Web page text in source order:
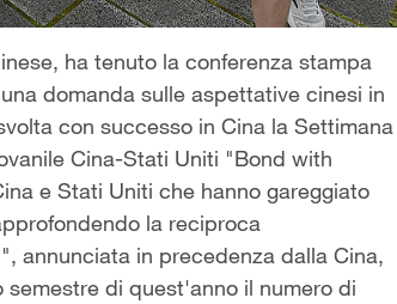
ha tenuto la conferenza stampa
domanda sulle aspettative cinesi in
con successo in Cina la Settimana
Cina-Stati Uniti "Bond with
e Stati Uniti che hanno gareggiato
la reciproca
annunciata in precedenza dalla Cina,
di quest'anno il numero di